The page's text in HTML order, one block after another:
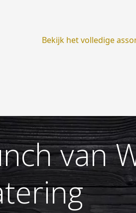
Bekijk het volledige
van